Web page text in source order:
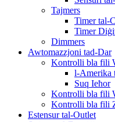
Tajmers
Timer tal-
Timer
Dimmers
Awtomazzjoni tad-Dar
Kontrolli bla fili
l-Amerika
Suq Ieħor
Kontrolli bla fili
Kontrolli bla fili
Estensur tal-Outlet